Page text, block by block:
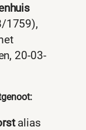
1759),
20-03-
alias